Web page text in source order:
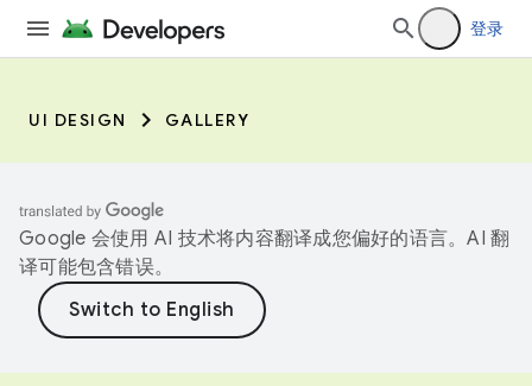
登录
UI DESIGN GALLERY
Google 会使用 AI 技术将内容翻译成您偏好的语言。AI 翻
译可能包含错误。